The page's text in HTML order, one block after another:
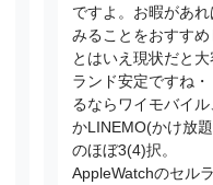
ですよ。お暇があ
みることをおすすめ
とはいえ現状だと
ランド安定ですね
るならワイモバイ
かLINEMO(かけ放
のほぼ3(4)択。
AppleWatchのセル